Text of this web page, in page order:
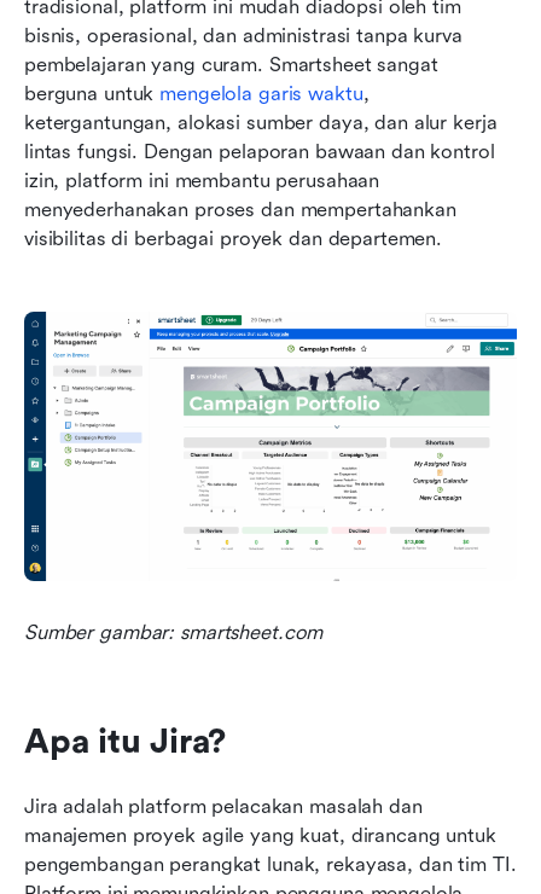
tradisional, platform ini mudah diadopsi oleh tim
bisnis, operasional, dan administrasi tanpa kurva
pembelajaran yang curam. Smartsheet sangat
berguna untuk mengelola garis waktu,
ketergantungan, alokasi sumber daya, dan alur kerja
lintas fungsi. Dengan pelaporan bawaan dan kontrol
izin, platform ini membantu perusahaan
menyederhanakan proses dan mempertahankan
visibilitas di berbagai proyek dan departemen.
Sumber gambar: smartsheet.com
Apa itu Jira?
Jira adalah platform pelacakan masalah dan
manajemen proyek agile yang kuat, dirancang untuk
pengembangan perangkat lunak, rekayasa, dan tim TI.